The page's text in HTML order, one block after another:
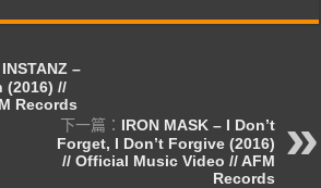
–
(2016) //
Records
下一篇： IRON MASK – I Don’t
Forget, I Don’t Forgive (2016)
// Official Music Video // AFM
Records